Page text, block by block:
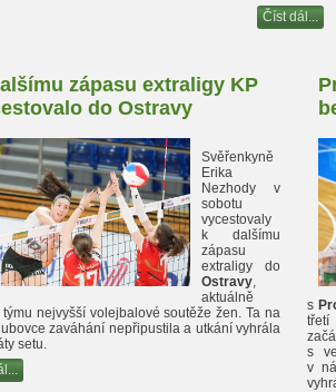
Číst dál...
zápasu extraligy KP
do Ostravy
Svěřenkyně
Erika
Nezhody v
sobotu
vycestovaly
k dalšímu
zápasu
extraligy do
Ostravy,
aktuálně
nejvyšší volejbalové soutěže žen. Ta na
zaváhání nepřipustila a utkání vyhrála
setu.
s
třetí
s
v